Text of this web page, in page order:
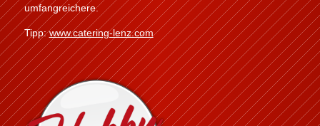
umfangreichere.
Tipp:www.catering-lenz.com